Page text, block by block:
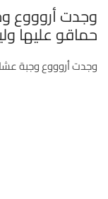
وجدت أروووع
حماقو عليها
وجدت أروووع وجبة